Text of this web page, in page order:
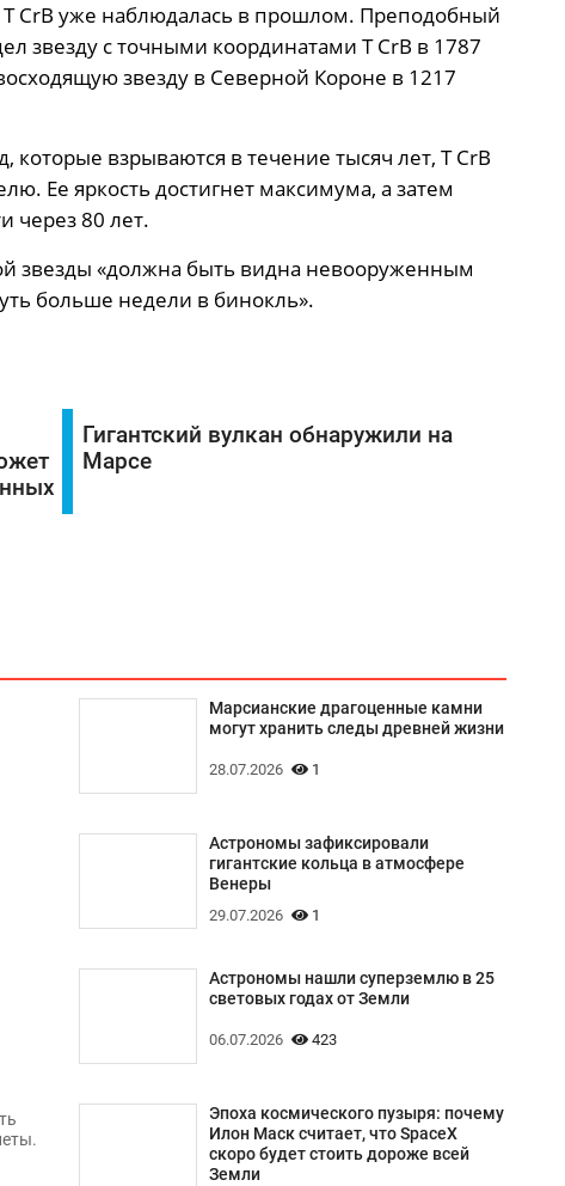
T CrB уже наблюдалась в прошлом. Преподобный
звезду с точными координатами T CrB в 1787
звезду в Северной Короне в 1217
которые взрываются в течение тысяч лет, T CrB
Ее яркость достигнет максимума, а затем
через 80 лет.
звезды «должна быть видна невооруженным
больше недели в бинокль».
Гигантский вулкан обнаружили на
Марсе
Марсианские драгоценные камни
могут хранить следы древней жизни
28.07.2026 1
Астрономы зафиксировали
гигантские кольца в атмосфере
Венеры
29.07.2026 1
Астрономы нашли суперземлю в 25
световых годах от Земли
06.07.2026 423
Эпоха космического пузыря: почему
Илон Маск считает, что SpaceX
скоро будет стоить дороже всей
Земли